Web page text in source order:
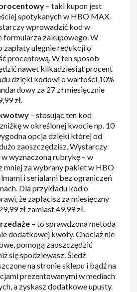
– taki kupon jest
spotykanych w HBO MAX.
wprowadzić kod w
formularza zakupowego. W
ulegnie redukcji o
procentową. W ten sposób
nawet kilkadziesiąt procent
dzięki kodowi o wartości 10%
za 27 zł miesięcznie
zł.
– stosując ten kod
w określonej kwocie np. 10
opcja dzięki której od
zaoszczędzisz. Wystarczy
wyznaczoną rubrykę – w
mniej za wybrany pakiet w HBO
i serialami bez ograniczeń
Dla przykładu kod o
że zapłacisz za miesięczny
zł zamiast 49,99 zł.
– to sprawdzona metoda
dodatkowej kwoty. Chociaż nie
pomogą zaoszczędzić
się spodziewasz. Śledź
na stronie sklepu i bądź na
prezentowanymi w mediach
a zyskasz dodatkowe upusty.